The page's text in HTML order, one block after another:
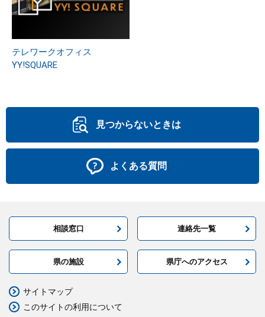
テレワークオフィス
YY!SQUARE
見つからないときは
よくある質問
相談窓口 連絡先一覧
県の施設 県庁へのアクセス
サイトマップ
このサイトの利用について